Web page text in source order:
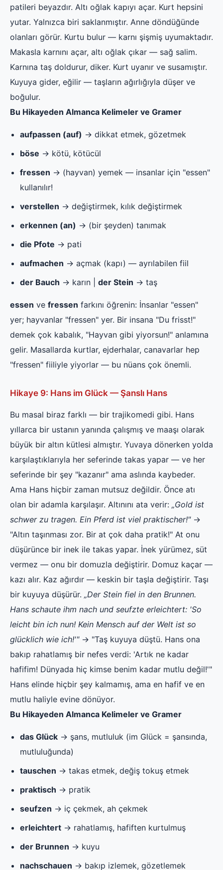
patileri beyazdır. Altı oğlak kapıyı açar. Kurt hepsini
yutar. Yalnızca biri saklanmıştır. Anne döndüğünde
olanları görür. Kurtu bulur — karnı şişmiş uyumaktadır.
Makasla karnını açar, altı oğlak çıkar — sağ salim.
Karnına taş doldurur, diker. Kurt uyanır ve susamıştır.
Kuyuya gider, eğilir — taşların ağırlığıyla düşer ve
boğulur.
Bu Hikayeden Almanca Kelimeler ve Gramer
aufpassen (auf) → dikkat etmek, gözetmek
böse → kötü, kötücül
fressen → (hayvan) yemek — insanlar için "essen"
kullanılır!
verstellen → değiştirmek, kılık değiştirmek
erkennen (an) → (bir şeyden) tanımak
die Pfote → pati
aufmachen → açmak (kapı) — ayrılabilen fiil
der Bauch → karın | der Stein → taş
essen ve fressen farkını öğrenin: İnsanlar "essen"
yer; hayvanlar "fressen" yer. Bir insana "Du frisst!"
demek çok kabalık, "Hayvan gibi yiyorsun!" anlamına
gelir. Masallarda kurtlar, ejderhalar, canavarlar hep
"fressen" fiiliyle yiyorlar — bu nüans çok önemli.
Hikaye 9: Hans im Glück — Şanslı Hans
Bu masal biraz farklı — bir trajikomedi gibi. Hans
yıllarca bir ustanın yanında çalışmış ve maaşı olarak
büyük bir altın kütlesi almıştır. Yuvaya dönerken yolda
karşılaştıklarıyla her seferinde takas yapar — ve her
seferinde bir şey "kazanır" ama aslında kaybeder.
Ama Hans hiçbir zaman mutsuz değildir. Önce atı
olan bir adamla karşılaşır. Altınını ata verir: „Gold ist
schwer zu tragen. Ein Pferd ist viel praktischer!"→
"Altın taşınması zor. Bir at çok daha pratik!" At onu
düşürünce bir inek ile takas yapar. İnek yürümez, süt
vermez — onu bir domuzla değiştirir. Domuz kaçar —
kazı alır. Kaz ağırdır — keskin bir taşla değiştirir. Taşı
bir kuyuya düşürür. „Der Stein fiel in den Brunnen.
Hans schaute ihm nach und seufzte erleichtert: 'So
leicht bin ich nun! Kein Mensch auf der Welt ist so
glücklich wie ich!'"→ "Taş kuyuya düştü. Hans ona
bakıp rahatlamış bir nefes verdi: 'Artık ne kadar
hafifim! Dünyada hiç kimse benim kadar mutlu değil!'"
Hans elinde hiçbir şey kalmamış, ama en hafif ve en
mutlu haliyle evine dönüyor.
Bu Hikayeden Almanca Kelimeler ve Gramer
das Glück → şans, mutluluk (im Glück = şansında,
mutluluğunda)
tauschen → takas etmek, değiş tokuş etmek
praktisch → pratik
seufzen → iç çekmek, ah çekmek
erleichtert → rahatlamış, hafiften kurtulmuş
der Brunnen → kuyu
nachschauen → bakıp izlemek, gözetlemek